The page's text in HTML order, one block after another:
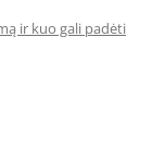
ir kuo gali padėti